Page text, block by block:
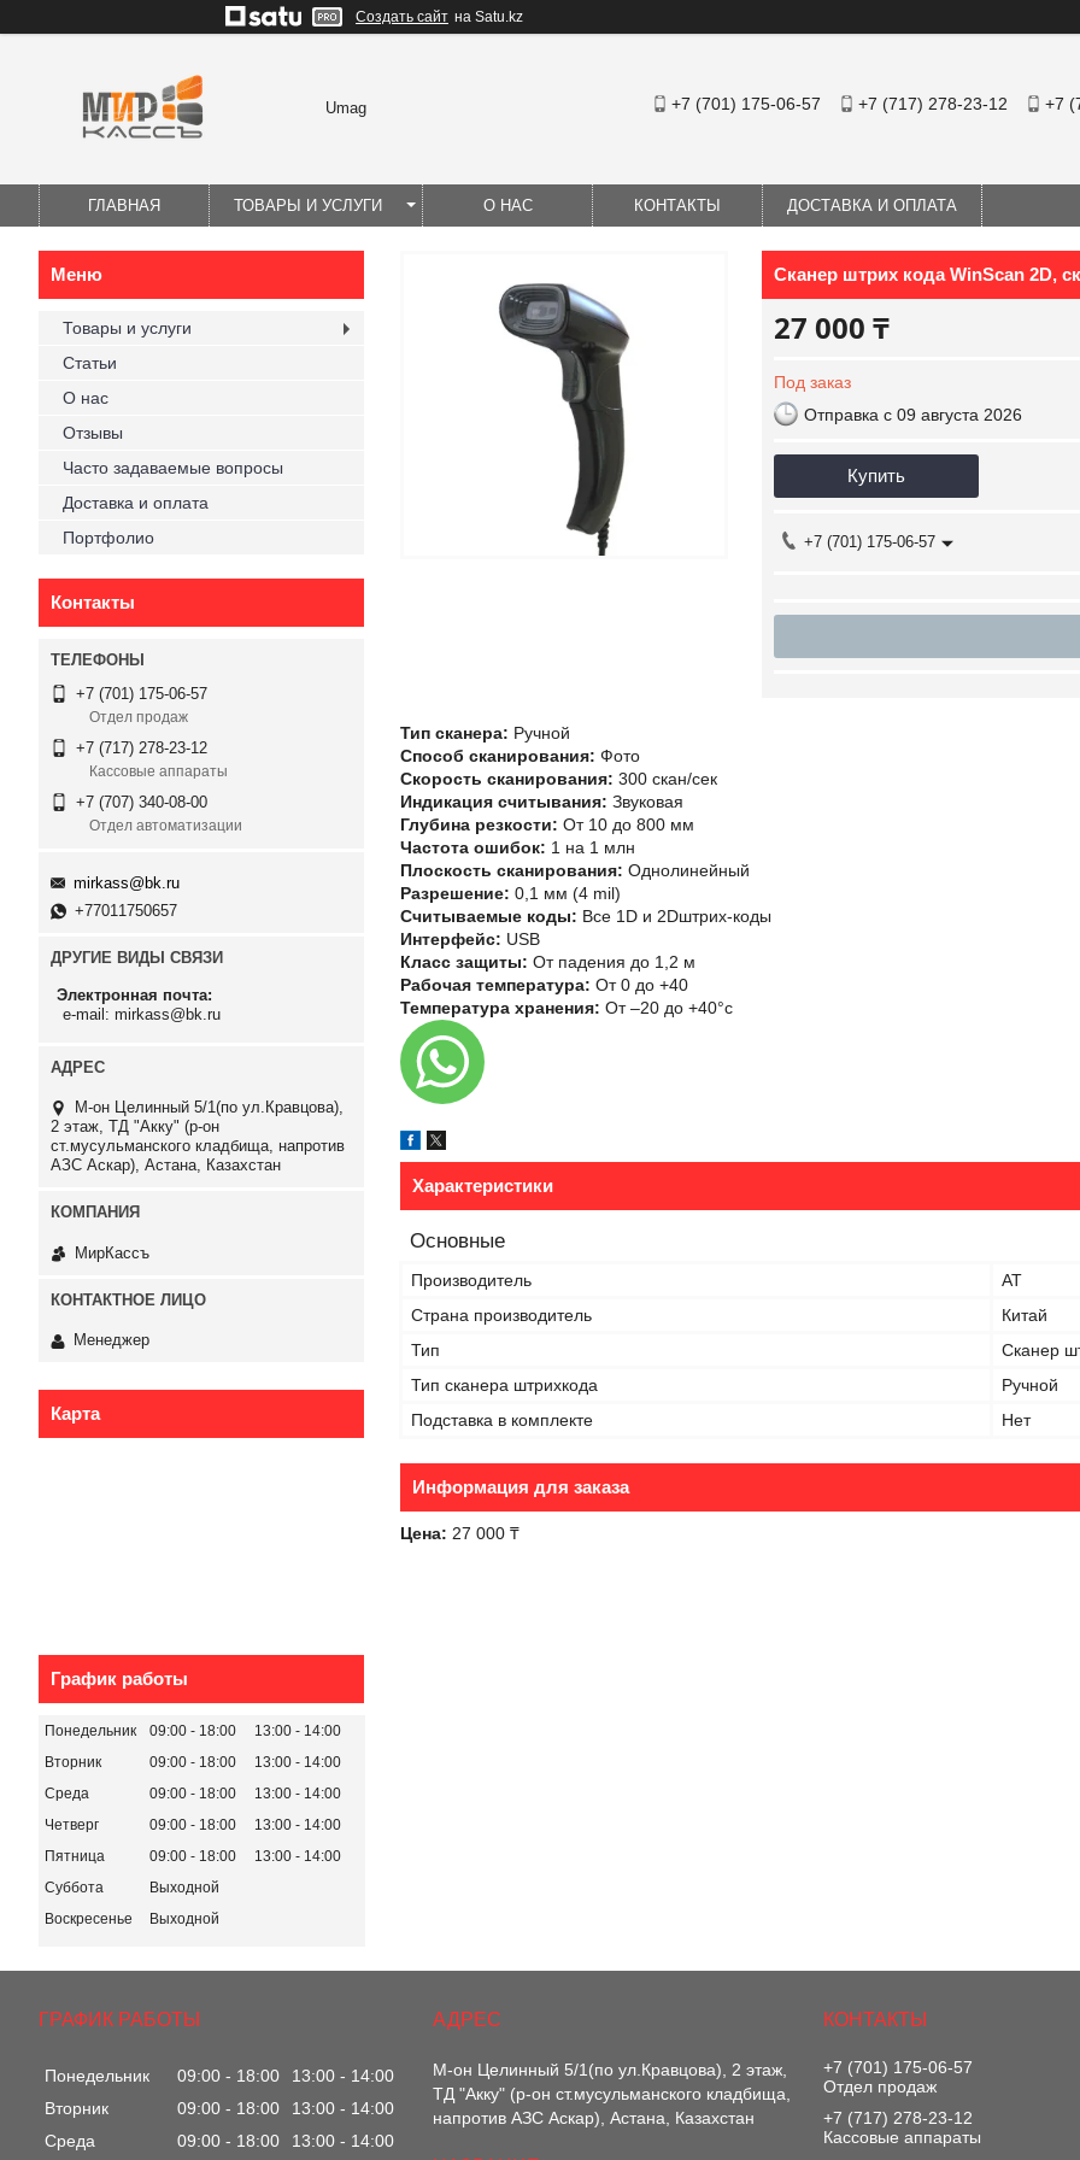
Создать сайт на Satu.kz
Umag +7 (701) 175-06-57 +7 (717) 278-23-12 +7
ГЛАВНАЯ ТОВАРЫ И УСЛУГИ О НАС КОНТАКТЫ ДОСТАВКА И ОПЛАТА
Сканер штрих кода WinScan 2D,
27 000 ₸
Под заказ
Отправка с 09 августа 2026
Купить
+7 (701) 175-06-57
Тип сканера: Ручной
Способ сканирования: Фото
Скорость сканирования: 300 скан/сек
Индикация считывания: Звуковая
Глубина резкости: От 10 до 800 мм
Частота ошибок: 1 на 1 млн
Плоскость сканирования: Однолинейный
Разрешение: 0,1 мм (4 mil)
Считываемые коды: Все 1D и 2Dштрих-коды
Интерфейс: USB
Класс защиты: От падения до 1,2 м
Рабочая температура: От 0 до +40
Температура хранения: От –20 до +40°c
Характеристики
Основные
Производитель
AT
Страна производитель
Китай
Тип
Сканер
Тип сканера штрихкода
Ручной
Подставка в комплекте
Нет
Информация для заказа
Цена: 27 000 ₸
Товары и услуги
Статьи
О нас
Отзывы
Часто задаваемые вопросы
Доставка и оплата
Портфолио
Контакты
+7 (701) 175-06-57
Отдел продаж
+7 (717) 278-23-12
Кассовые аппараты
+7 (707) 340-08-00
Отдел автоматизации
mirkass@bk.ru
+77011750657
ДРУГИЕ ВИДЫ СВЯЗИ
Электронная почта
e-mail: mirkass@bk.ru
М-он Целинный 5/1(по ул.Кравцова),
2 этаж, ТД "Акку" (р-он
ст.мусульманского кладбища, напротив
АЗС Аскар), Астана, Казахстан
МирКассъ
Менеджер
Карта
График работы
Понедельник 09:00 18:00 13:00
14:00
Вторник
09:00 18:00 13:00
14:00
Среда
09:00 18:00 13:00
14:00
Четверг
09:00 18:00 13:00
14:00
Пятница
09:00 18:00 13:00
14:00
Суббота
Выходной
Воскресенье
Выходной
ГРАФИК РАБОТЫ
Понедельник 09:00 18:00 13:00
14:00
Вторник
09:00 18:00 13:00
14:00
Среда
09:00 18:00 13:00 14:00
М-он Целинный 5/1(по ул.Кравцова), 2 этаж,
ТД "Акку" (р-он ст.мусульманского кладбища,
напротив АЗС Аскар), Астана, Казахстан
+7 (701) 175-06-57
Отдел продаж
+7 (717) 278-23-12
Кассовые аппараты